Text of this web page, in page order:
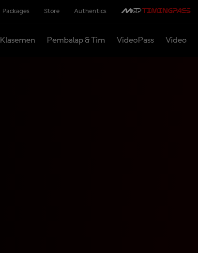
Packages Store Authentics
Klasemen Pembalap & Tim VideoPass Video